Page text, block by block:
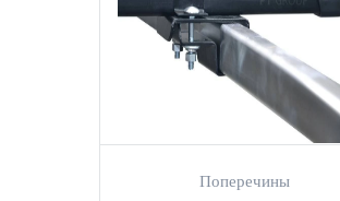
Поперечины